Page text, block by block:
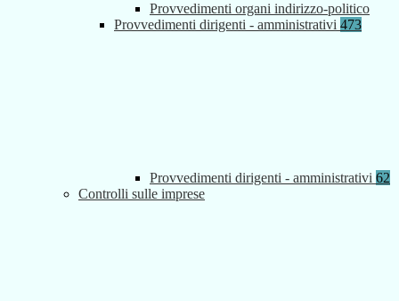
Provvedimenti organi indirizzo-politico
Provvedimenti dirigenti - amministrativi 473
Provvedimenti dirigenti - amministrativi 62
Controlli sulle imprese